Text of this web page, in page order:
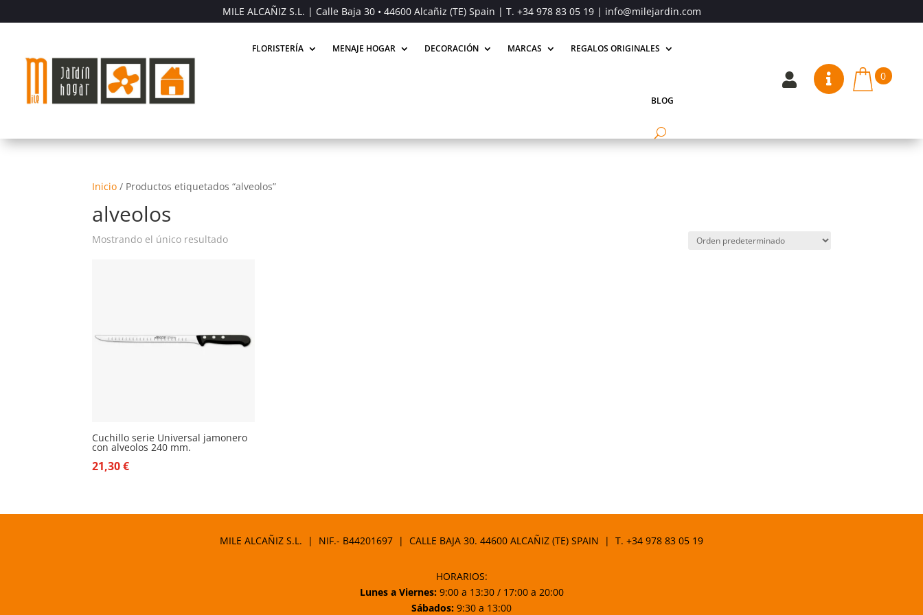
MILE ALCAÑIZ S.L. | Calle Baja 30 • 44600 Alcañiz (TE) Spain | T. +34 978 83 05 19| info@milejardin.com
FLORISTERÍA MENAJE HOGAR DECORACIÓN MARCAS REGALOS ORIGINALES
BLOG
  0
Inicio / Productos etiquetados “alveolos”
alveolos
Mostrando el único resultado
Cuchillo serie Universal jamonero
con alveolos 240 mm.
21,30€
MILE ALCAÑIZ S.L. | NIF.- B44201697 | CALLE BAJA 30. 44600 ALCAÑIZ (TE) SPAIN | T. +34 978 83 05 19
HORARIOS:
Lunes a Viernes:9:00 a 13:30 / 17:00 a 20:00
Sábados: 9:30 a 13:00